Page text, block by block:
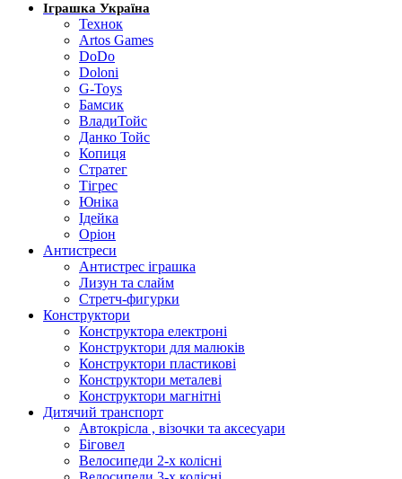
Іграшка Україна
Технок
Artos Games
DoDo
Doloni
G-Toys
Бамсик
ВладиТойс
Данко Тойс
Копиця
Стратег
Тігрес
Юніка
Ідейка
Оріон
Антистреси
Антистрес іграшка
Лизун та слайм
Стретч-фигурки
Конструктори
Конструктора електроні
Конструктори для малюків
Конструктори пластикові
Конструктори металеві
Конструктори магнітні
Дитячий транспорт
Автокрісла , візочки та аксесуари
Біговел
Велосипеди 2-х колісні